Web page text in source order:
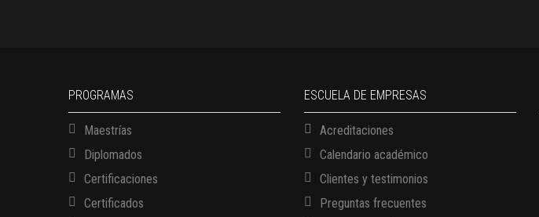
PROGRAMAS
Maestrías
Diplomados
Certificaciones
Certificados
ESCUELA DE EMPRESAS
Acreditaciones
Calendario académico
Clientes y testimonios
Preguntas frecuentes